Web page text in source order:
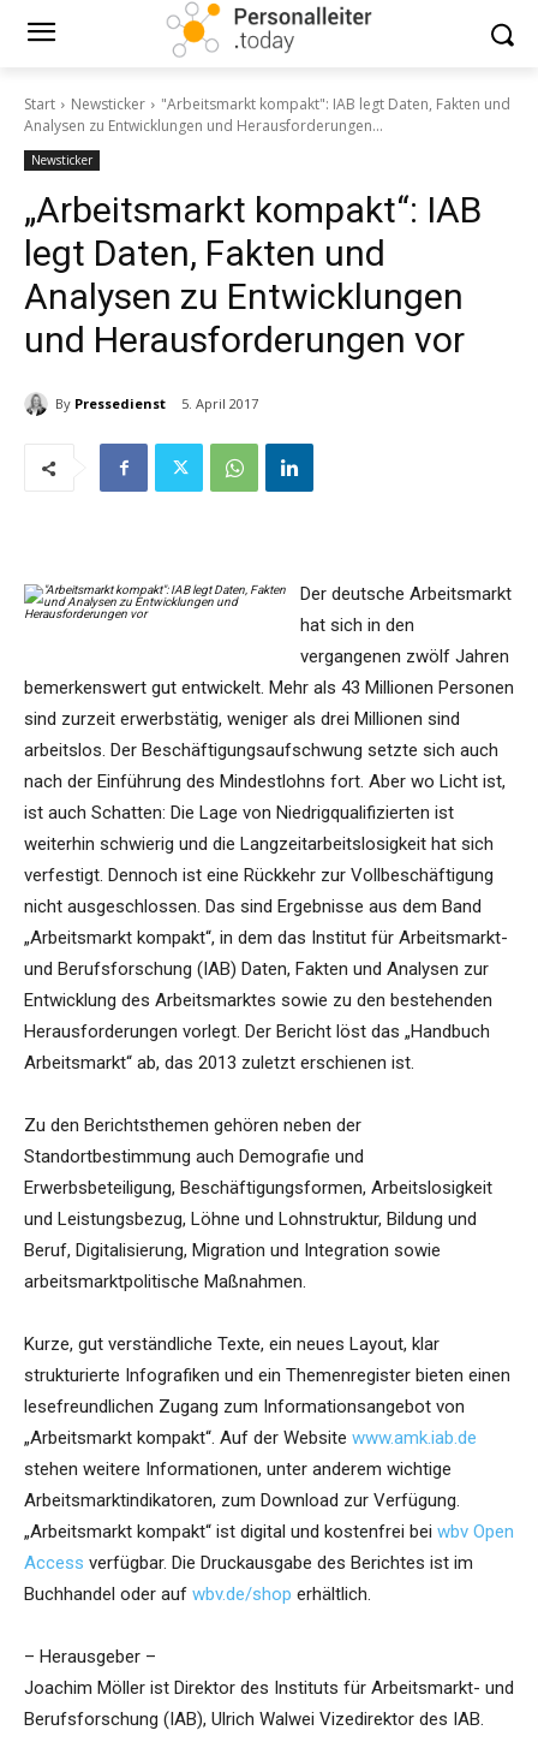
Start Newsticker
"Arbeitsmarkt kompakt": IAB legt Daten, Fakten und
Analysen zu Entwicklungen und Herausforderungen...
Newsticker
„Arbeitsmarkt kompakt“: IAB
legt Daten, Fakten und
Analysen zu Entwicklungen
und Herausforderungen vor
By Pressedienst 5. April 2017
Der deutsche Arbeitsmarkt
hat sich in den
vergangenen zwölf Jahren
bemerkenswert gut entwickelt. Mehr als 43 Millionen Personen
sind zurzeit erwerbstätig, weniger als drei Millionen sind
arbeitslos. Der Beschäftigungsaufschwung setzte sich auch
nach der Einführung des Mindestlohns fort. Aber wo Licht ist,
ist auch Schatten: Die Lage von Niedrigqualifizierten ist
weiterhin schwierig und die Langzeitarbeitslosigkeit hat sich
verfestigt. Dennoch ist eine Rückkehr zur Vollbeschäftigung
nicht ausgeschlossen. Das sind Ergebnisse aus dem Band
„Arbeitsmarkt kompakt“, in dem das Institut für Arbeitsmarkt-
und Berufsforschung (IAB) Daten, Fakten und Analysen zur
Entwicklung des Arbeitsmarktes sowie zu den bestehenden
Herausforderungen vorlegt. Der Bericht löst das „Handbuch
Arbeitsmarkt“ ab, das 2013 zuletzt erschienen ist.
Zu den Berichtsthemen gehören neben der
Standortbestimmung auch Demografie und
Erwerbsbeteiligung, Beschäftigungsformen, Arbeitslosigkeit
und Leistungsbezug, Löhne und Lohnstruktur, Bildung und
Beruf, Digitalisierung, Migration und Integration sowie
arbeitsmarktpolitische Maßnahmen.
Kurze, gut verständliche Texte, ein neues Layout, klar
strukturierte Infografiken und ein Themenregister bieten einen
lesefreundlichen Zugang zum Informationsangebot von
„Arbeitsmarkt kompakt“. Auf der Website www.amk.iab.de
stehen weitere Informationen, unter anderem wichtige
Arbeitsmarktindikatoren, zum Download zur Verfügung.
„Arbeitsmarkt kompakt“ ist digital und kostenfrei bei wbv Open
Access verfügbar. Die Druckausgabe des Berichtes ist im
Buchhandel oder auf wbv.de/shop erhältlich.
– Herausgeber –
Joachim Möller ist Direktor des Instituts für Arbeitsmarkt- und
Berufsforschung (IAB), Ulrich Walwei Vizedirektor des IAB.